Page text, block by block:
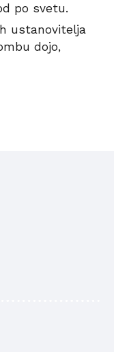
po svetu.
ustanovitelja
dojo,